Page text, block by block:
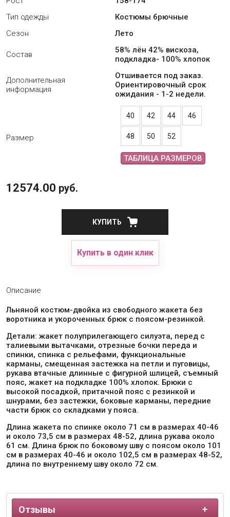
Тип одежды
Костюмы брючные
Сезон
Лето
Состав
58% лён 42% вискоза,
подкладка- 100% хлопок
Дополнительная
информация
Отшивается под заказ.
Ориентировочный срок
ожидания - 1-2 недели.
Размер
40 42 44 46
48 50 52
ТАБЛИЦА РАЗМЕРОВ
12574.00 руб.
КУПИТЬ
Купить в один клик
Описание
Льняной костюм-двойка из свободного жакета без
воротника и укороченных брюк с поясом-резинкой.
Детали: жакет полуприлегающего силуэта, перед с
талиевыми вытачками, отрезные бочки переда и
спинки, спинка с рельефами, функциональные
карманы, смещенная застежка на петли и пуговицы,
рукава втачные длинные с фигурной шлицей, съемный
пояс, жакет на подкладке 100% хлопок. Брюки с
высокой посадкой, притачной пояс с резинкой и
шнурами, без застежки, боковые карманы, передние
части брюк со складками у пояса.
Длина жакета по спинке около 71 см в размерах 40-46
и около 73,5 см в размерах 48-52, длина рукава около
61 см. Длина брюк по боковому шву с поясом около 101
см в размерах 40-46 и около 102,5 см в размерах 48-52,
длина по внутреннему шву около 72 см.
Отзывы